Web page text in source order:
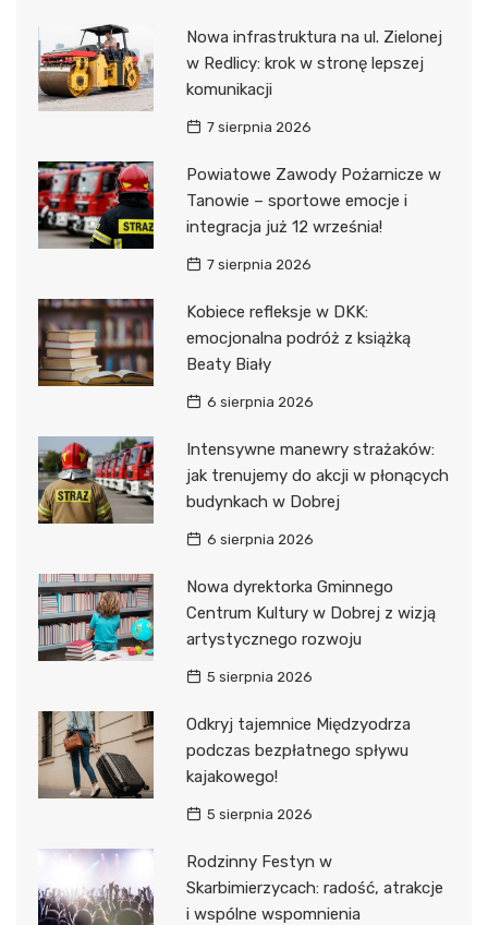
Nowa infrastruktura na ul. Zielonej
w Redlicy: krok w stronę lepszej
komunikacji
7 sierpnia 2026
Powiatowe Zawody Pożarnicze w
Tanowie – sportowe emocje i
integracja już 12 września!
7 sierpnia 2026
Kobiece refleksje w DKK:
emocjonalna podróż z książką
Beaty Biały
6 sierpnia 2026
Intensywne manewry strażaków:
jak trenujemy do akcji w płonących
budynkach w Dobrej
6 sierpnia 2026
Nowa dyrektorka Gminnego
Centrum Kultury w Dobrej z wizją
artystycznego rozwoju
5 sierpnia 2026
Odkryj tajemnice Międzyodrza
podczas bezpłatnego spływu
kajakowego!
5 sierpnia 2026
Rodzinny Festyn w
Skarbimierzycach: radość, atrakcje
i wspólne wspomnienia